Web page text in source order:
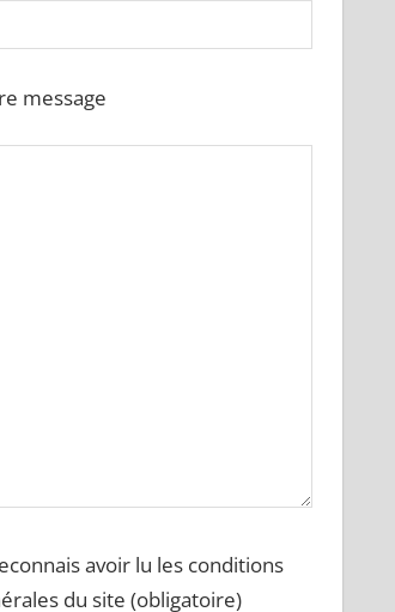
message
avoir lu les conditions
du site (obligatoire)